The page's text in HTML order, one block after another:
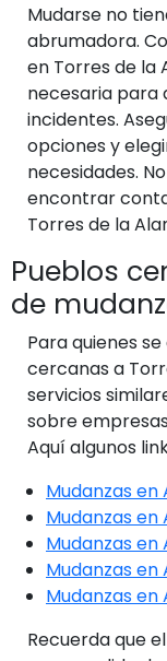
Mudarse no
abrumadora.
en Torres de la
necesaria para
incidentes.
opciones y
necesidades.
encontrar
Torres de la
Pueblos
de
Para quienes
cercanas a
servicios
sobre
Aquí algunos
Mudanzas en
Mudanzas en
Mudanzas
Mudanzas en
Mudanzas en
Recuerda que